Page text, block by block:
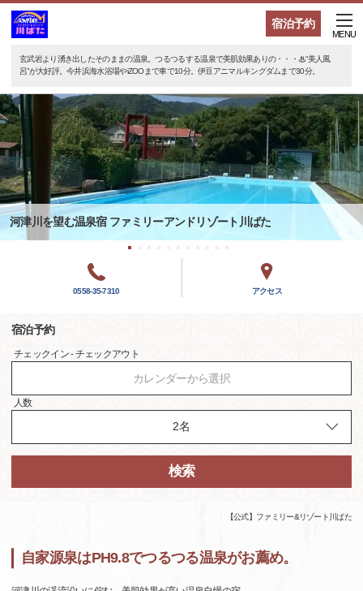
宿泊予約
MENU
玄武岩より湧き出したそのままの温泉。つるつるする温泉で美肌効果ありの・・・♨“美人風
呂”が大好評。今井浜海水浴場やiZOOまで車で10分。伊豆アニマルキングダムまで30分。
河津川を望む温泉宿 ファミリーアンドリゾート川ばた
0558-35-7310 アクセス
宿泊予約
チェックイン - チェックアウト
カレンダーから選択
人数
検索
【公式】ファミリー&リゾート川ばた
自家源泉はPH9.8でつるつる温泉がお薦め。